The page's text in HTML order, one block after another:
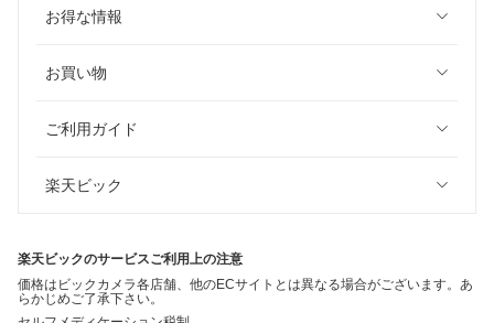
お得な情報
お買い物
ご利用ガイド
楽天ビック
楽天ビックのサービスご利用上の注意
価格はビックカメラ各店舗、他のECサイトとは異なる場合がございます。あ
らかじめご了承下さい。